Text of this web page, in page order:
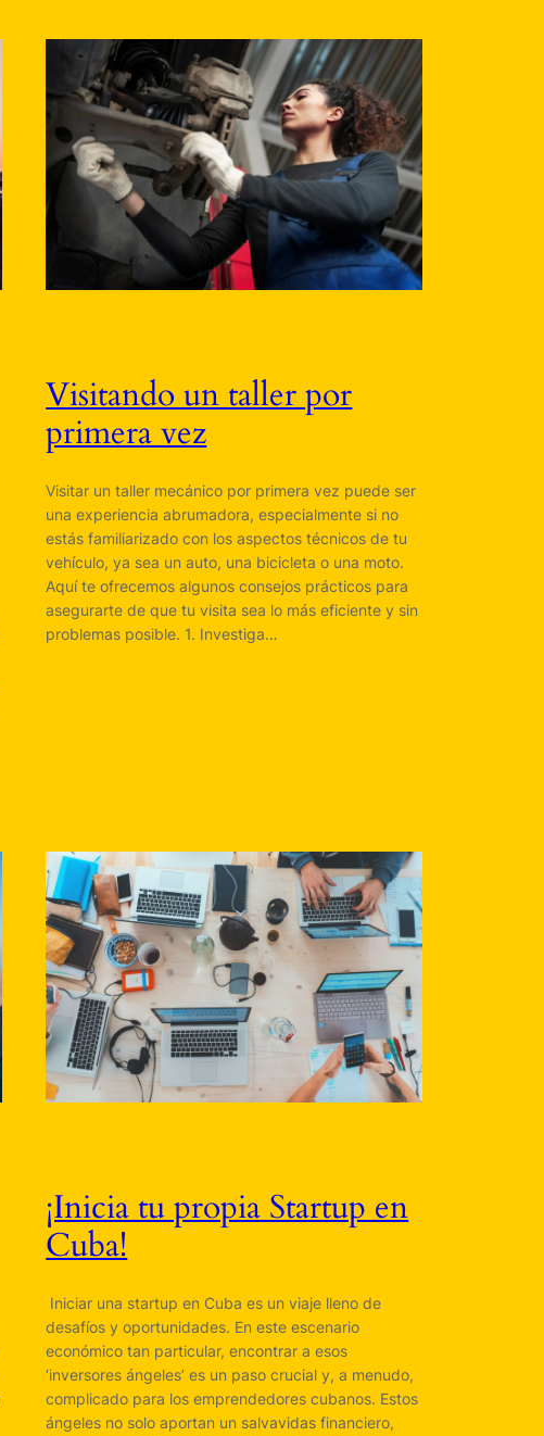
Visitando un taller por
primera vez
Visitar un taller mecánico por primera vez puede ser
una experiencia abrumadora, especialmente si no
estás familiarizado con los aspectos técnicos de tu
vehículo, ya sea un auto, una bicicleta o una moto.
Aquí te ofrecemos algunos consejos prácticos para
asegurarte de que tu visita sea lo más eficiente y sin
problemas posible. 1. Investiga…
¡Inicia tu propia Startup en
Cuba!
​​ Iniciar una startup en Cuba es un viaje lleno de
desafíos y oportunidades. En este escenario
económico tan particular, encontrar a esos
‘inversores ángeles’ es un paso crucial y, a menudo,
complicado para los emprendedores cubanos. Estos
ángeles no solo aportan un salvavidas financiero,